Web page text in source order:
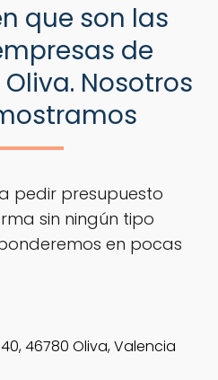
que son las
de
Nosotros
pedir presupuesto
sin ningún tipo
en pocas
46780 Oliva, Valencia